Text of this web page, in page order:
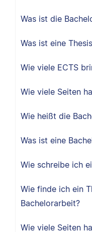
Was ist die
Was ist eine
Wie viele ECTS
Wie viele Seiten
Wie heißt die
Was ist eine
Wie schreibe ich
Wie finde ich ein
Bachelorarbeit?
Wie viele Seiten